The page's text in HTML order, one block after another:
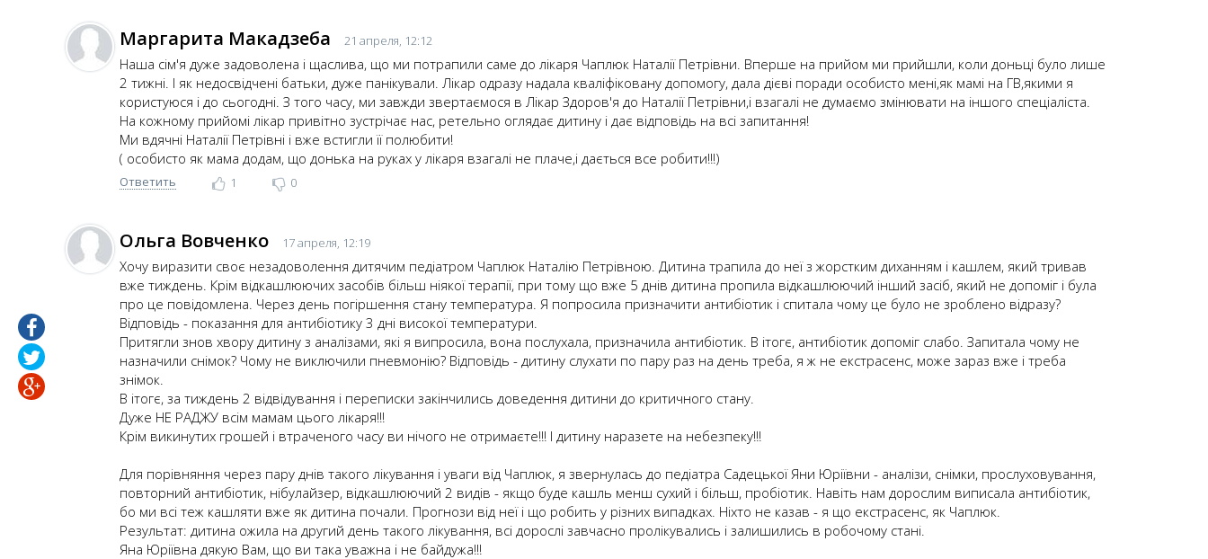
Маргарита Макадзеба 21 апреля, 12:12
Наша сім'я дуже задоволена і щаслива, що ми потрапили саме до лікаря Чаплюк Наталії Петрівни. Вперше на прийом ми прийшли, коли доньці було лише
2 тижні. І як недосвідчені батьки, дуже панікували. Лікар одразу надала кваліфіковану допомогу, дала дієві поради особисто мені,як мамі на ГВ,якими я
користуюся і до сьогодні. З того часу, ми завжди звертаємося в Лікар Здоров'я до Наталії Петрівни,і взагалі не думаємо змінювати на іншого спеціаліста.
На кожному прийомі лікар привітно зустрічає нас, ретельно оглядає дитину і дає відповідь на всі запитання!
Ми вдячні Наталії Петрівні і вже встигли її полюбити!
( особисто як мама додам, що донька на руках у лікаря взагалі не плаче,і дається все робити!!!)
Ответить 1 0
Ольга Вовченко 17 апреля, 12:19
Хочу виразити своє незадоволення дитячим педіатром Чаплюк Наталію Петрівною. Дитина трапила до неї з жорстким диханням і кашлем, який тривав
вже тиждень. Крім відкашлюючих засобів більш ніякої терапії, при тому що вже 5 днів дитина пропила відкашлюючий інший засіб, який не допоміг і була
про це повідомлена. Через день погіршення стану температура. Я попросила призначити антибіотик і спитала чому це було не зроблено відразу?
Відповідь - показання для антибіотику 3 дні високої температури.
Притягли знов хвору дитину з аналізами, які я випросила, вона послухала, призначила антибіотик. В ітогє, антибіотик допоміг слабо. Запитала чому не
назначили снімок? Чому не виключили пневмонію? Відповідь - дитину слухати по пару раз на день треба, я ж не екстрасенс, може зараз вже і треба
знімок.
В ітогє, за тиждень 2 відвідування і переписки закінчились доведення дитини до критичного стану.
Дуже НЕ РАДЖУ всім мамам цього лікаря!!!
Крім викинутих грошей і втраченого часу ви нічого не отримаєте!!! І дитину наразете на небезпеку!!!
Для порівняння через пару днів такого лікування і уваги від Чаплюк, я звернулась до педіатра Садецької Яни Юріївни - аналізи, снімки, прослуховування,
повторний антибіотик, нібулайзер, відкашлюючий 2 видів - якщо буде кашль менш сухий і більш, пробіотик. Навіть нам дорослим виписала антибіотик,
бо ми всі теж кашляти вже як дитина почали. Прогнози від неї і що робить у різних випадках. Ніхто не казав - я що екстрасенс, як Чаплюк.
Результат: дитина ожила на другий день такого лікування, всі дорослі завчасно пролікувались і залишились в робочому стані.
Яна Юріївна дякую Вам, що ви така уважна і не байдужа!!!